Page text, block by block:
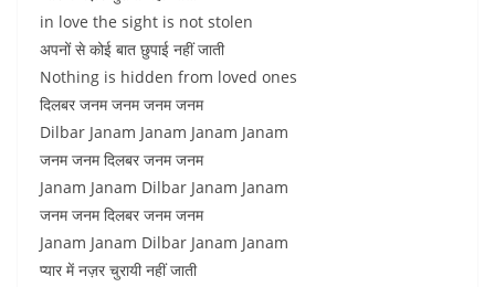
in love the sight is not stolen
अपनों से कोई बात छुपाई नहीं जाती
Nothing is hidden from loved ones
दिलबर जनम जनम जनम जनम
Dilbar Janam Janam Janam Janam
जनम जनम दिलबर जनम जनम
Janam Janam Dilbar Janam Janam
जनम जनम दिलबर जनम जनम
Janam Janam Dilbar Janam Janam
प्यार में नज़र चुरायी नहीं जाती